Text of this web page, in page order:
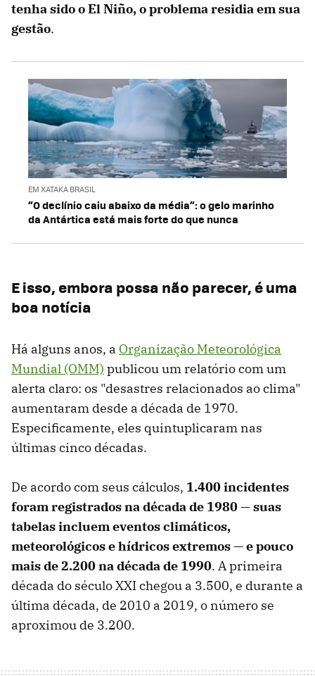
tenha sido o El Niño, o problema residia em sua
gestão.
EM XATAKA BRASIL
“O declínio caiu abaixo da média”: o gelo marinho
da Antártica está mais forte do que nunca
E isso, embora possa não parecer, é uma
boa notícia
Há alguns anos, a Organização Meteorológica
Mundial (OMM) publicou um relatório com um
alerta claro: os "desastres relacionados ao clima"
aumentaram desde a década de 1970.
Especificamente, eles quintuplicaram nas
últimas cinco décadas.
De acordo com seus cálculos, 1.400 incidentes
foram registrados na década de 1980 — suas
tabelas incluem eventos climáticos,
meteorológicos e hídricos extremos — e pouco
mais de 2.200 na década de 1990. A primeira
década do século XXI chegou a 3.500, e durante a
última década, de 2010 a 2019, o número se
aproximou de 3.200.